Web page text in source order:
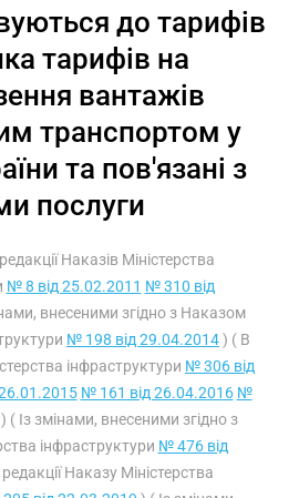
до тарифів
тарифів на
вантажів
транспортом у
та пов'язані з
послуги
Наказів Міністерства
№ 8 від 25.02.2011 № 310 від
внесеними згідно з Наказом
№ 198 від 29.04.2014) ( В
інфраструктури № 306 від
№ 161 від 26.04.2016 №
) ( Із змінами, внесеними згідно з
інфраструктури № 476 від
Наказу Міністерства